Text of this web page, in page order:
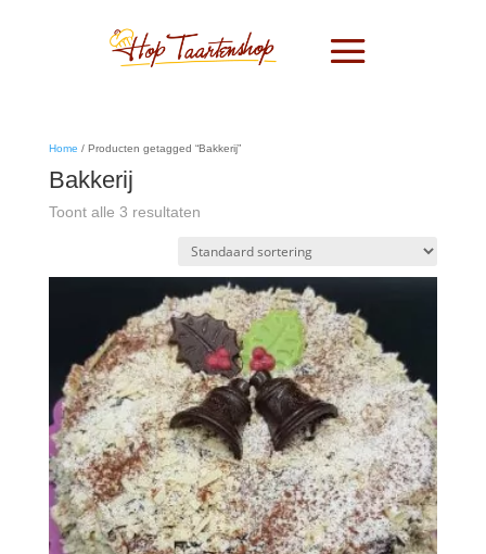
Home / Producten getagged “Bakkerij”
Bakkerij
Toont alle 3 resultaten